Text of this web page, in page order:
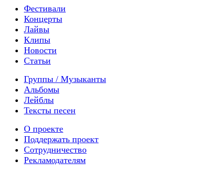
Фестивали
Концерты
Лайвы
Клипы
Новости
Статьи
Группы / Музыканты
Альбомы
Лейблы
Тексты песен
О проекте
Поддержать проект
Сотрудничество
Рекламодателям